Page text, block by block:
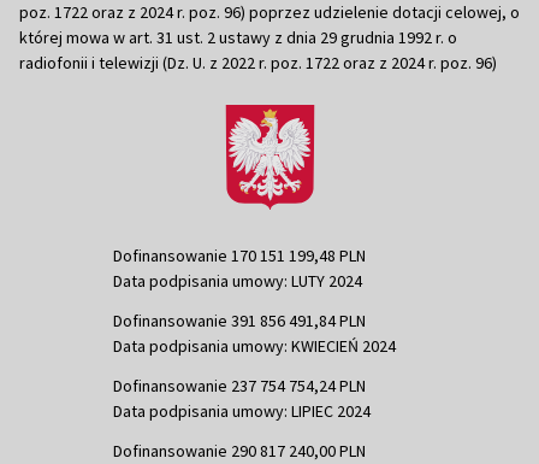
poz. 1722 oraz z 2024 r. poz. 96) poprzez udzielenie dotacji celowej, o
której mowa w art. 31 ust. 2 ustawy z dnia 29 grudnia 1992 r. o
radiofonii i telewizji (Dz. U. z 2022 r. poz. 1722 oraz z 2024 r. poz. 96)
Dofinansowanie 170 151 199,48 PLN
Data podpisania umowy: LUTY 2024
Dofinansowanie 391 856 491,84 PLN
Data podpisania umowy: KWIECIEŃ 2024
Dofinansowanie 237 754 754,24 PLN
Data podpisania umowy: LIPIEC 2024
Dofinansowanie 290 817 240,00 PLN